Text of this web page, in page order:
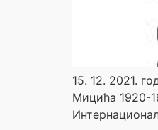
15. 12. 2021.
Мицића 1920-